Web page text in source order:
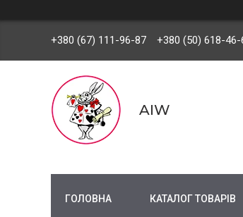
+380 (67) 111-96-87 +380 (50) 618-46-
AIW
ГОЛОВНА КАТАЛОГ ТОВАРІВ